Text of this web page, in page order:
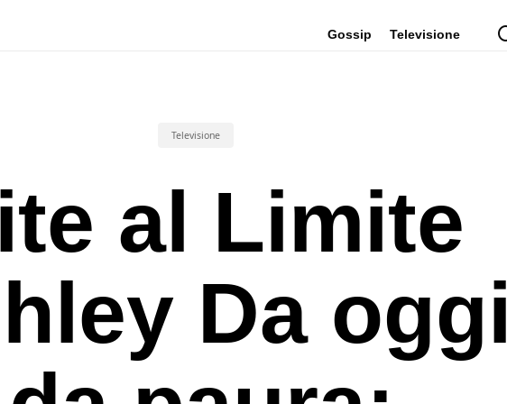
Gossip Televisione
Televisione
al Limite
Da oggi